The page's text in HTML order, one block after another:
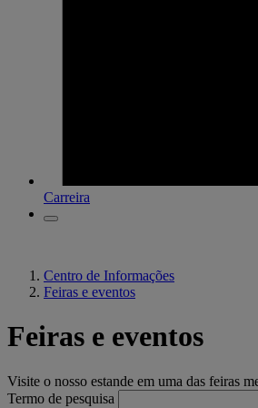
Carreira
Centro de Informações
Feiras e eventos
Feiras e eventos
Visite o nosso estande em uma das feiras
Termo de pesquisa